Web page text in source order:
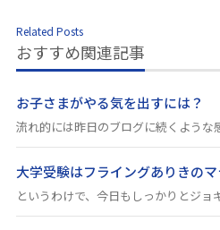
Related Posts
おすすめ関連記事
お子さまがやる気を出すには？
流れ的には昨日のブログに続くような
大学受験はフライングありきの
というわけで、今日もしっかりとジョ